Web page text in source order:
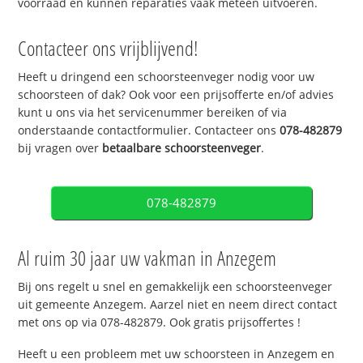
Contacteer ons vrijblijvend!
Heeft u dringend een schoorsteenveger nodig voor uw
schoorsteen of dak? Ook voor een prijsofferte en/of advies
kunt u ons via het servicenummer bereiken of via
onderstaande contactformulier. Contacteer ons078-482879
bij vragen over betaalbare schoorsteenveger.
078-482879
Al ruim 30 jaar uw vakman in Anzegem
Bij ons regelt u snel en gemakkelijk een schoorsteenveger
uit gemeente Anzegem. Aarzel niet en neem direct contact
met ons op via 078-482879. Ook gratis prijsoffertes !
Heeft u een probleem met uw schoorsteen in Anzegem en